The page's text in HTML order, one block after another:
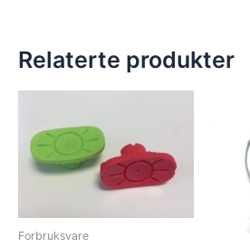
Relaterte produkter
Forbruksvare